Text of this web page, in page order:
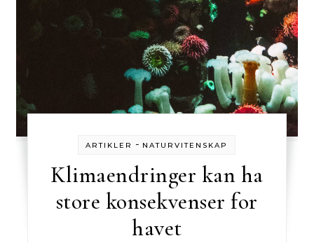
ARTIKLER - NATURVITENSKAP
Klimaendringer kan ha
store konsekvenser for
havet